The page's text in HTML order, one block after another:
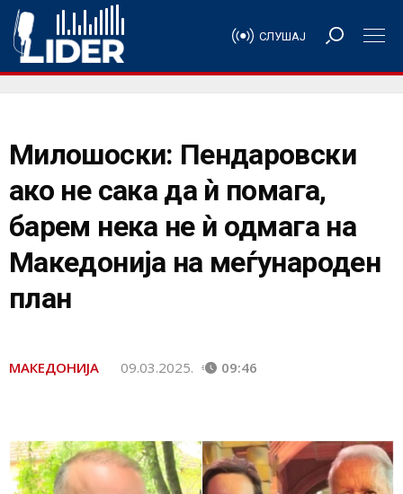
СЛУШАЈ
Милошоски: Пендаровски
ако не сака да ѝ помага,
барем нека не ѝ одмага на
Македонија на меѓународен
план
МАКЕДОНИЈА 09.03.2025. 09:46